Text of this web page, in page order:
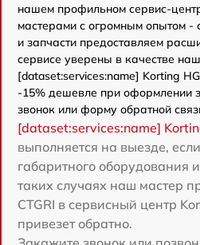
нашем профильном сервис-
мастерами с огромным опытом -
и запчасти предоставляем
сервисе уверены в качестве
[dataset:services:name] Korting
-15% дешевле при оформлении
звонок или форму обратной
[dataset:services:name]
выполняется на выезде,
габаритного оборудования
таких случаях наш мастер
CTGRI в сервисный центр
привезет обратно.